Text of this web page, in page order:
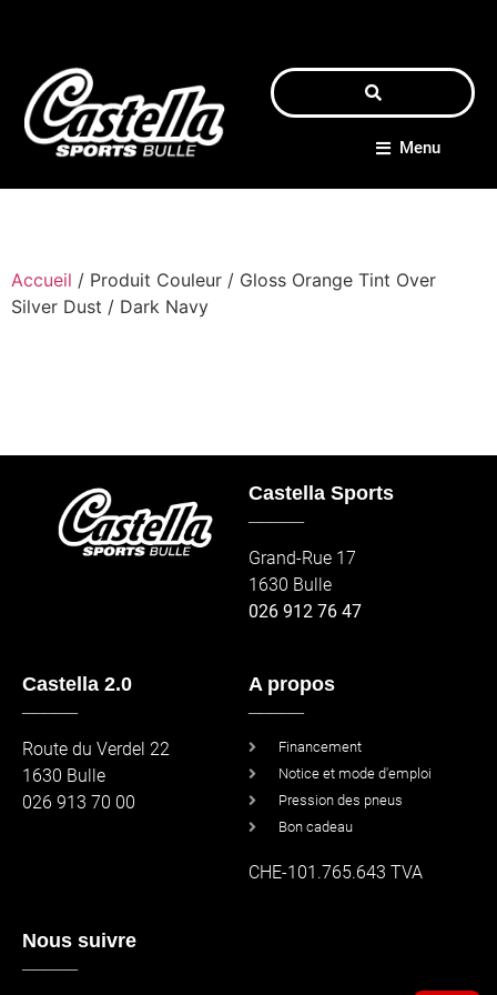
Menu
Accueil / Produit Couleur / Gloss Orange Tint Over
Silver Dust / Dark Navy
Castella Sports
Grand-Rue 17
1630 Bulle
026 912 76 47
Castella 2.0
Route du Verdel 22
1630 Bulle
026 913 70 00
A propos
Financement
Notice et mode d'emploi
Pression des pneus
Bon cadeau
CHE-101.765.643 TVA
Nous suivre